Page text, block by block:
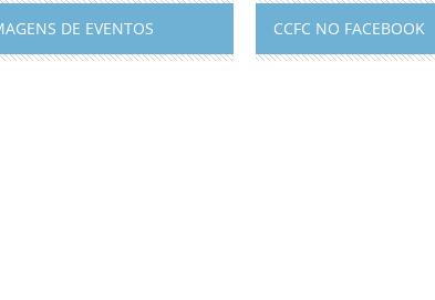
DE EVENTOS CCFC NO FACEBOOK